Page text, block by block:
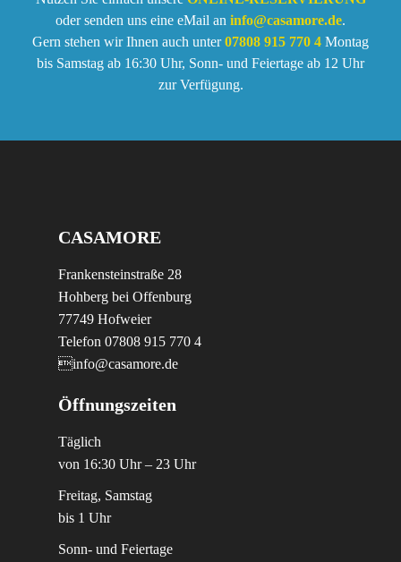
oder senden uns eine eMail an info@casamore.de.
Gern stehen wir Ihnen auch unter07808 915 770 4 Montag
bis Samstag ab 16:30 Uhr, Sonn- und Feiertage ab 12 Uhr
zur Verfügung.
CASAMORE
Frankensteinstraße 28
Hohberg bei Offenburg
77749 Hofweier
Telefon 07808 915 770 4
info@casamore.de
Öffnungszeiten
Täglich
von 16:30 Uhr – 23 Uhr
Freitag, Samstag
bis 1 Uhr
Sonn- und Feiertage